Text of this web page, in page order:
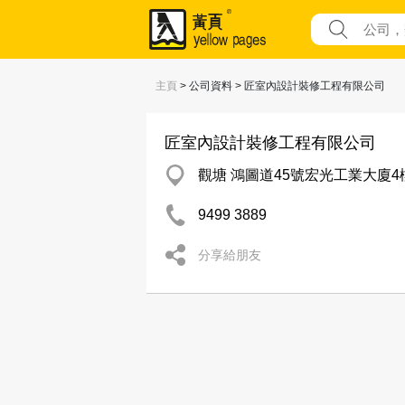
主頁 > 公司資料 > 匠室內設計裝修工程有限公司
匠室內設計裝修工程有限公司
觀塘 鴻圖道45號宏光工業大廈4
9499 3889
分享給朋友